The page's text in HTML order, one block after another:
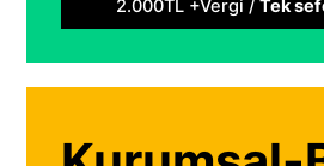
2.000TL +Vergi / Tek